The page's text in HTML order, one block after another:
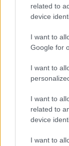
related to
device
I want to
Google for
I want to
I want to
related to
device
I want to